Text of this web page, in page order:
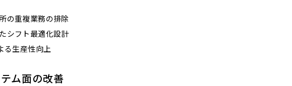
の重複業務の排除
シフト最適化設計
る生産性向上
テム面の改善